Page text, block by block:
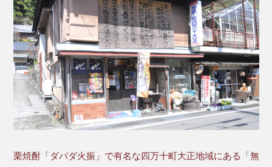
栗焼酎「ダバダ火振」で有名な四万十町大正地域にある「無